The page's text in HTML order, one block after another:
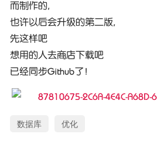
而制作的,
也许以后会升级的第二版,
先这样吧
想用的人去商店下载吧
已经同步Github了！
数据库 优化